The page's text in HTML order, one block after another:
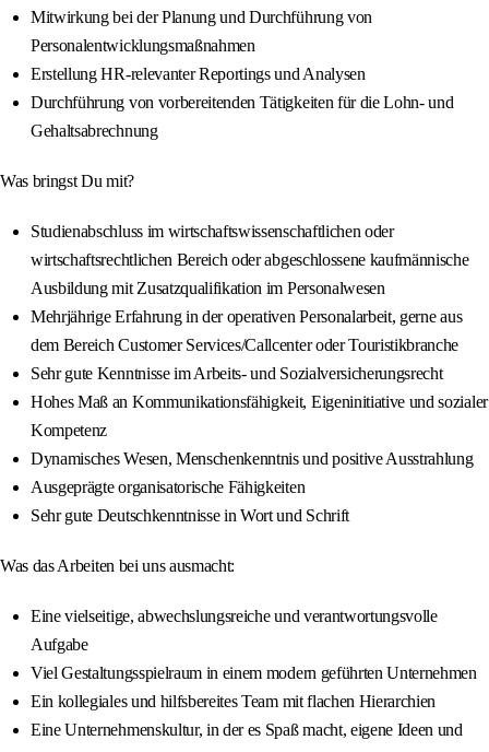
Mitwirkung bei der Planung und Durchführung von
Personalentwicklungsmaßnahmen
Erstellung HR-relevanter Reportings und Analysen
Durchführung von vorbereitenden Tätigkeiten für die Lohn- und
Gehaltsabrechnung
Was bringst Du mit?
Studienabschluss im wirtschaftswissenschaftlichen oder
wirtschaftsrechtlichen Bereich oder abgeschlossene kaufmännische
Ausbildung mit Zusatzqualifikation im Personalwesen
Mehrjährige Erfahrung in der operativen Personalarbeit, gerne aus
dem Bereich Customer Services/Callcenter oder Touristikbranche
Sehr gute Kenntnisse im Arbeits- und Sozialversicherungsrecht
Hohes Maß an Kommunikationsfähigkeit, Eigeninitiative und sozialer
Kompetenz
Dynamisches Wesen, Menschenkenntnis und positive Ausstrahlung
Ausgeprägte organisatorische Fähigkeiten
Sehr gute Deutschkenntnisse in Wort und Schrift
Was das Arbeiten bei uns ausmacht:
Eine vielseitige, abwechslungsreiche und verantwortungsvolle
Aufgabe
Viel Gestaltungsspielraum in einem modern geführten Unternehmen
Ein kollegiales und hilfsbereites Team mit flachen Hierarchien
Eine Unternehmenskultur, in der es Spaß macht, eigene Ideen und